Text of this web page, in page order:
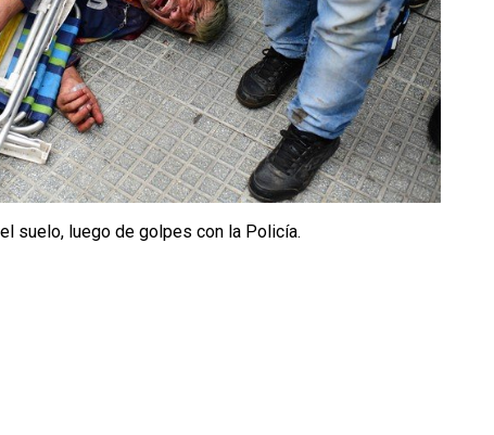
suelo, luego de golpes con la Policía.